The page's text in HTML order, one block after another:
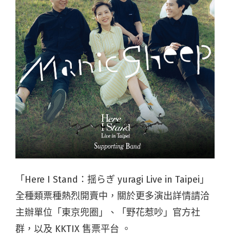
「Here I Stand：揺らぎ yuragi Live in Taipei」
全種類票種熱烈開賣中，關於更多演出詳情請洽
主辦單位「東京兜圈」、「野花惹吵」官方社
群，以及 KKTIX 售票平台 。